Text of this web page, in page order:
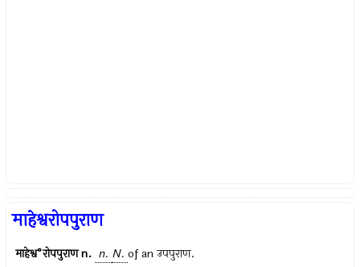
माहेश्वरोपपुराण
माहेश्व°रोपपुराणn. n. N. of anउपपुराण.